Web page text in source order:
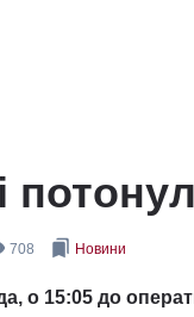
708 bookmarks Новини
о 15:05 до